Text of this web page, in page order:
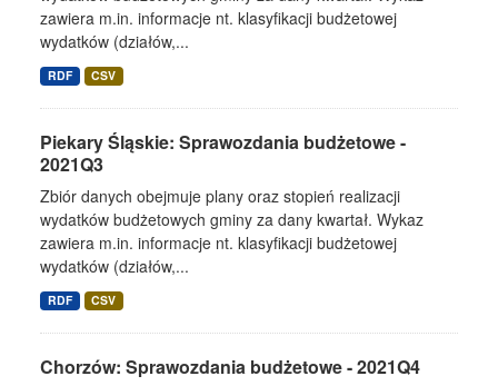
zawiera m.in. informacje nt. klasyfikacji budżetowej
wydatków (działów,...
RDF CSV
Piekary Śląskie: Sprawozdania budżetowe -
2021Q3
Zbiór danych obejmuje plany oraz stopień realizacji
wydatków budżetowych gminy za dany kwartał. Wykaz
zawiera m.in. informacje nt. klasyfikacji budżetowej
wydatków (działów,...
RDF CSV
Chorzów: Sprawozdania budżetowe - 2021Q4